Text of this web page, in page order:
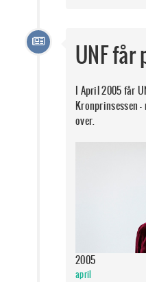
UNF
I April 2005 får
Kronprinsessen
over.
2005
april